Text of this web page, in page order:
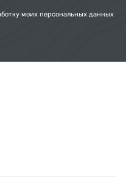
моих персональных данных